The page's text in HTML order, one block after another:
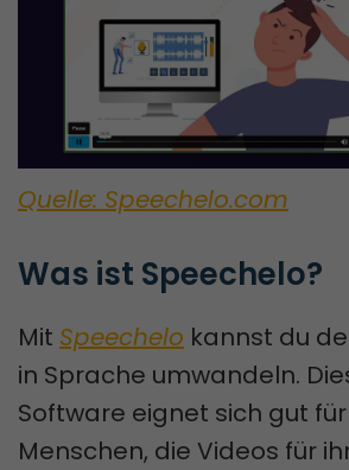
Quelle: Speechelo.com
Was ist Speechelo?
Mit Speechelo kannst du
in Sprache umwandeln.
Software eignet sich gut für
Menschen, die Videos für